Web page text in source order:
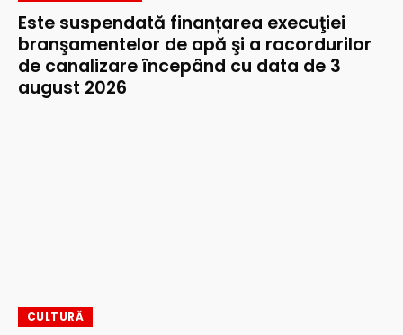
Este suspendată finanțarea execuţiei
branşamentelor de apă şi a racordurilor
de canalizare începând cu data de 3
august 2026
CULTURĂ